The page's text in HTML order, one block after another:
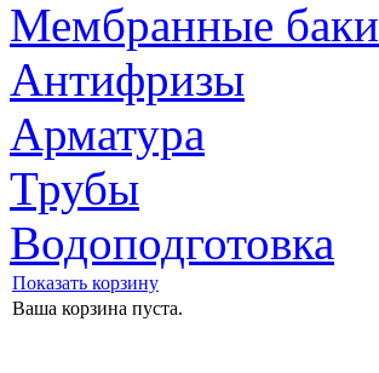
Мембранные баки
Антифризы
Арматура
Трубы
Водоподготовка
Показать корзину
Ваша корзина пуста.